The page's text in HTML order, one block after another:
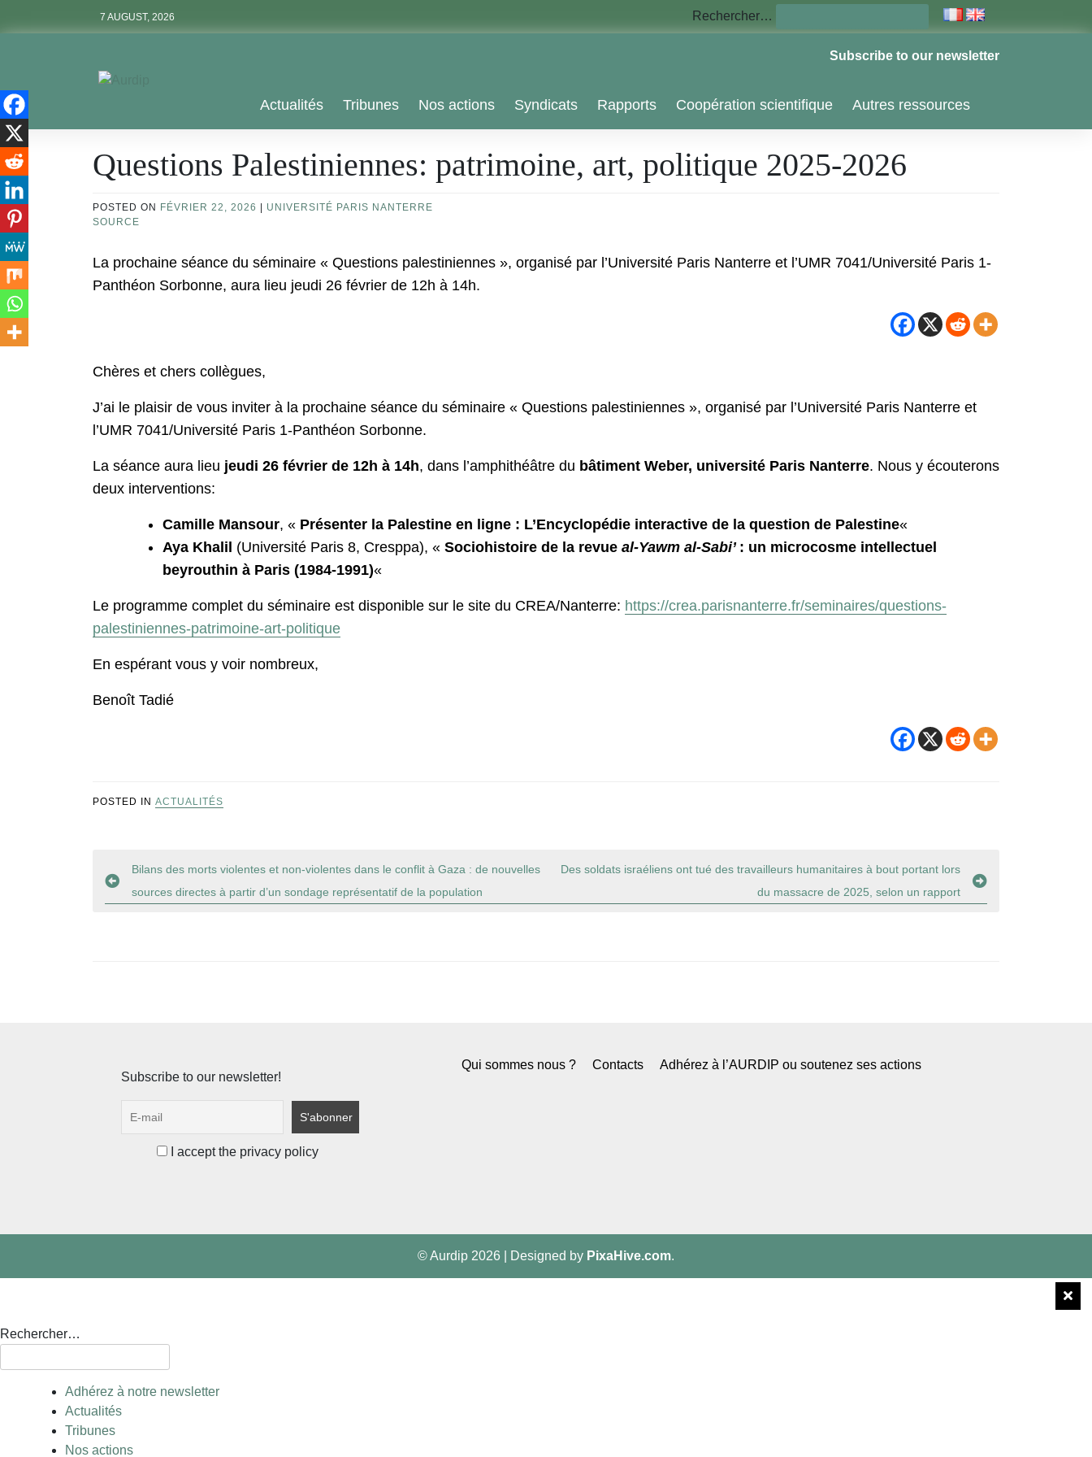
7 AUGUST, 2026 Rechercher…
Subscribe to our newsletter
Aurdip Actualités Tribunes Nos actions Syndicats Rapports Coopération scientifique Autres ressources
Questions Palestiniennes: patrimoine, art, politique 2025-2026
POSTED ON FÉVRIER 22, 2026 | UNIVERSITÉ PARIS NANTERRE
SOURCE
La prochaine séance du séminaire « Questions palestiniennes », organisé par l’Université Paris Nanterre et l’UMR 7041/Université Paris 1-
Panthéon Sorbonne, aura lieu jeudi 26 février de 12h à 14h.
Chères et chers collègues,
J’ai le plaisir de vous inviter à la prochaine séance du séminaire « Questions palestiniennes », organisé par l’Université Paris Nanterre et
l’UMR 7041/Université Paris 1-Panthéon Sorbonne.
La séance aura lieu jeudi 26 février de 12h à 14h, dans l’amphithéâtre du bâtiment Weber, université Paris Nanterre. Nous y écouterons
deux interventions:
Camille Mansour, « Présenter la Palestine en ligne : L’Encyclopédie interactive de la question de Palestine«
Aya Khalil (Université Paris 8, Cresppa), « Sociohistoire de la revue al-Yawm al-Sabi’ : un microcosme intellectuel
beyrouthin à Paris (1984-1991)«
Le programme complet du séminaire est disponible sur le site du CREA/Nanterre: https://crea.parisnanterre.fr/seminaires/questions-
palestiniennes-patrimoine-art-politique
En espérant vous y voir nombreux,
Benoît Tadié
POSTED IN ACTUALITÉS
Navigation
de
Bilans des morts violentes et non-violentes dans le conflit à Gaza : de nouvelles
sources directes à partir d’un sondage représentatif de la population
Des soldats israéliens ont tué des travailleurs humanitaires à bout portant lors
du massacre de 2025, selon un rapport
Subscribe to our newsletter!
I accept the privacy policy
Qui sommes nous ? Contacts Adhérez à l’AURDIP ou soutenez ses actions
© Aurdip 2026 Designed by PixaHive.com.
Rechercher…
Adhérez à notre newsletter
Actualités
Tribunes
Nos actions